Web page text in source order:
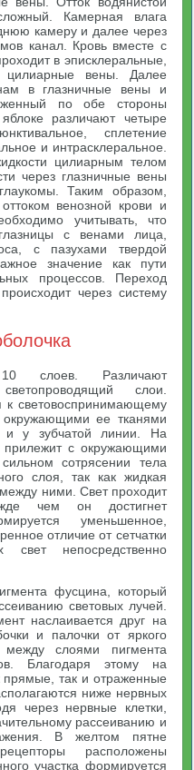
Камерная влага
камеру и далее через
канал. Кровь вместе с
в эписклеральные,
вены. Далее
в глазничные вены и
по обе стороны
различают четыре
сплетение
и интрасклеральное.
цилиарным телом
через глазничные вены
Таким образом,
венозной крови и
учитывать, что
с венами лица,
с пазухами твердой
значение как пути
процессов. Переход
через систему
слоев. Различают
слои.
к световоспринимающему
окружающими ее тканями
и у зубчатой линии. На
прилежит с окружающими
сотрясении тела
слоя, так как жидкая
между ними. Свет проходит
чем он достигнет
уменьшенное,
отличие от сетчатки
свет непосредственно
фусцина, который
световых лучей.
наслаивается друг на
и палочки от яркого
слоями пигмента
Благодаря этому на
прямые, так и отраженные
ниже нервных
через нервные клетки,
рассеиванию и
В желтом пятне
расположены
участка формируется